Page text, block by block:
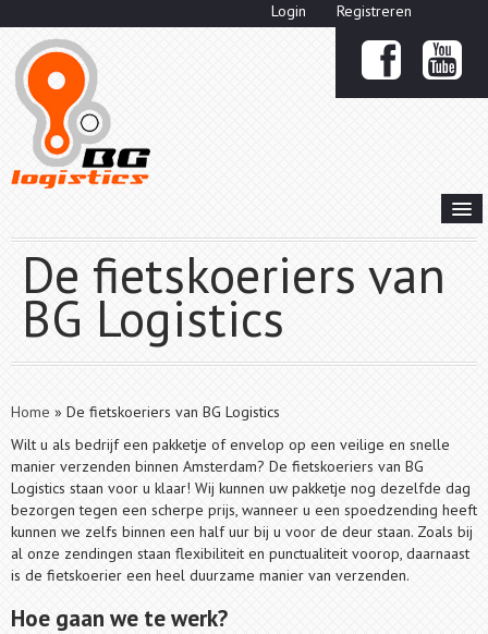
Login Registreren
 
HOME
OVER ONS
KOERIERSDIENSTEN
PRIJZEN KOERIER
OFFERTE
CONTACT
De fietskoeriers van
BG Logistics
Home » De fietskoeriers van BG Logistics
Wilt u als bedrijf een pakketje of envelop op een veilige en snelle
manier verzenden binnen Amsterdam? De fietskoeriers van BG
Logistics staan voor u klaar! Wij kunnen uw pakketje nog dezelfde dag
bezorgen tegen een scherpe prijs, wanneer u een spoedzending heeft
kunnen we zelfs binnen een half uur bij u voor de deur staan. Zoals bij
al onze zendingen staan flexibiliteit en punctualiteit voorop, daarnaast
is de fietskoerier een heel duurzame manier van verzenden.
Hoe gaan we te werk?